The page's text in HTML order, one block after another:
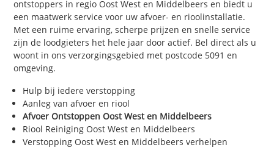
ontstoppers in regio Oost West en Middelbeers en biedt u
een maatwerk service voor uw afvoer- en rioolinstallatie.
Met een ruime ervaring, scherpe prijzen en snelle service
zijn de loodgieters het hele jaar door actief. Bel direct als u
woont in ons verzorgingsgebied met postcode 5091 en
omgeving.
Hulp bij iedere verstopping
Aanleg van afvoer en riool
Afvoer Ontstoppen Oost West en Middelbeers
Riool Reiniging Oost West en Middelbeers
Verstopping Oost West en Middelbeers verhelpen